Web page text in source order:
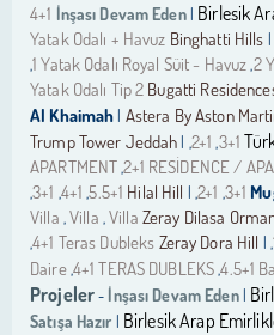
4+1 İnşası Devam Eden| Birlesik
Yatak Odalı + Havuz Binghatti Hills
,1 Yatak Odalı Royal Süit - Havuz,2
Yatak Odalı Tip 2 Bugatti
Al Khaimah Astera By Aston
Trump Tower Jeddah | ,2+1 ,3+1
APARTMENT,2+1 RESİDENCE /
,3+1 ,4+1 ,5.5+1 Hilal Hill | ,2+1 ,3+1
Villa ,Villa ,Villa Zeray Dilasa
,4+1 Teras Dubleks Zeray Dora Hill | ,
Daire,4+1 TERAS DUBLEKS,4.5+1
Projeler- İnşası Devam Eden|
Satışa Hazır
Birlesik Arap